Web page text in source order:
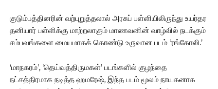
குடும்பத்தினரின் வற்புறுத்தலால் அரசுப் பள்ளியிலிருந்து உயர்தர
தனியார் பள்ளிக்கு மாற்றலாகும் மாணவனின் வாழ்வில் நடக்கும்
சம்பவங்களை மையமாகக் கொண்டு உருவான படம் ‘ரங்கோலி.’
‘மாநகரம்’, ‘தெய்வத்திருமகள்’ படங்களில் குழந்தை
நட்சத்திரமாக நடித்த ஹமரேஷ், இந்த படம் மூலம் நாயகனாக